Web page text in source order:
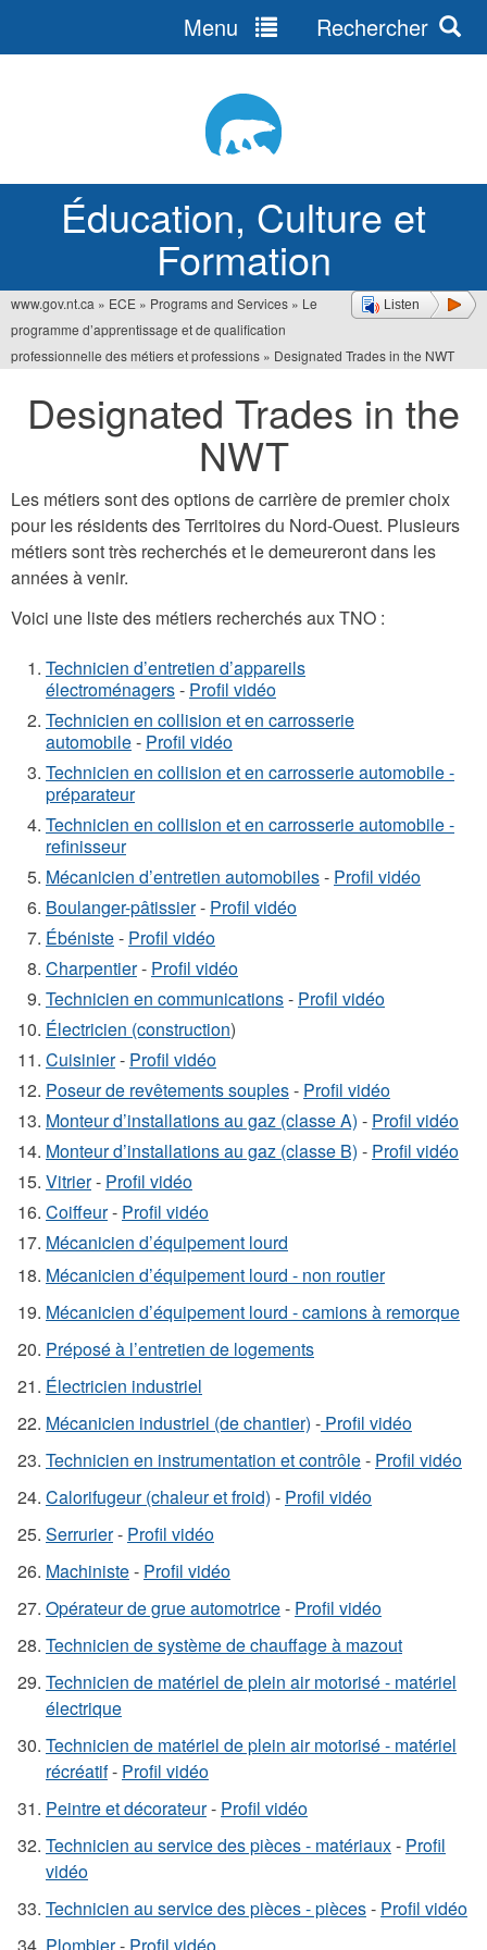
Éducation, Culture et
Formation
Menu Rechercher
Listen
Vous
êtes
ici
www.gov.nt.ca » ECE » Programs and Services » Le
programme d’apprentissage et de qualification
professionnelle des métiers et professions » Designated Trades in the NWT
Designated Trades in the
NWT
Les métiers sont des options de carrière de premier choix
pour les résidents des Territoires du Nord-Ouest. Plusieurs
métiers sont très recherchés et le demeureront dans les
années à venir.
Voici une liste des métiers recherchés aux TNO :
Technicien d’entretien d’appareils
électroménagers- Profil vidéo
Technicien en collision et en carrosserie
automobile- Profil vidéo
Technicien en collision et en carrosserie automobile -
préparateur
Technicien en collision et en carrosserie automobile -
refinisseur
Mécanicien d’entretien automobiles- Profil vidéo
Boulanger-pâtissier- Profil vidéo
Ébéniste- Profil vidéo
Charpentier- Profil vidéo
Technicien en communications- Profil vidéo
Électricien (construction)
Cuisinier- Profil vidéo
Poseur de revêtements souples- Profil vidéo
Monteur d’installations au gaz (classe A) - Profil vidéo
Monteur d’installations au gaz (classe B) - Profil vidéo
Vitrier- Profil vidéo
Coiffeur- Profil vidéo
Mécanicien d’équipement lourd
Mécanicien d’équipement lourd - non routier
Mécanicien d’équipement lourd - camions à remorque
Préposé à l’entretien de logements
Électricien industriel
Mécanicien industriel (de chantier) - Profil vidéo
Technicien en instrumentation et contrôle- Profil vidéo
Calorifugeur (chaleur et froid) - Profil vidéo
Serrurier- Profil vidéo
Machiniste- Profil vidéo
Opérateur de grue automotrice- Profil vidéo
Technicien de système de chauffage à mazout
Technicien de matériel de plein air motorisé - matériel
électrique
Technicien de matériel de plein air motorisé - matériel
récréatif- Profil vidéo
Peintre et décorateur- Profil vidéo
Technicien au service des pièces - matériaux- Profil
vidéo
Technicien au service des pièces - pièces- Profil vidéo